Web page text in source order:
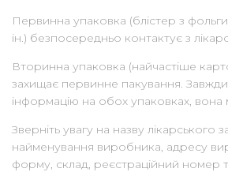
Первинна упаковка (блістер з
ін.) безпосередньо контактує з
Вторинна упаковка (найчастіше
захищає первинне пакування. Завжди
інформацію на обох упаковках, вона
Зверніть увагу на назву лікарського
найменування виробника, адресу
форму, склад, реєстраційний номер